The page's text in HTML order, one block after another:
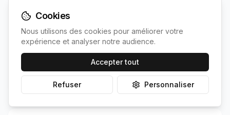
Économies vs voisines: 0.2%
Cookies
Nous utilisons des cookies pour améliorer votre
expérience et analyser notre audience.
Accepter tout
Refuser Personnaliser